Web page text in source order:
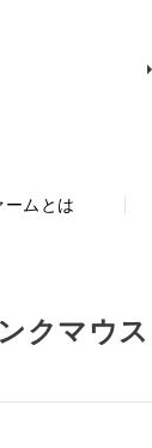
ームとは
クマウ